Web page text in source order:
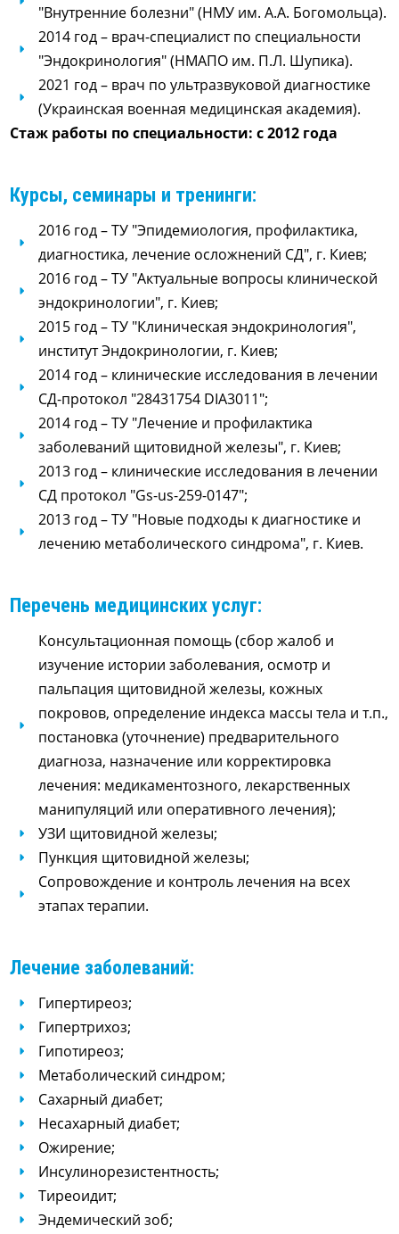
"Внутренние болезни" (НМУ им. А.А. Богомольца).
2014 год – врач-специалист по специальности
"Эндокринология" (НМАПО им. П.Л. Шупика).
2021 год – врач по ультразвуковой диагностике
(Украинская военная медицинская академия).
Стаж работы по специальности: с 2012 года
Курсы, семинары и тренинги:
2016 год – ТУ "Эпидемиология, профилактика,
диагностика, лечение осложнений СД", г. Киев;
2016 год – ТУ "Актуальные вопросы клинической
эндокринологии", г. Киев;
2015 год – ТУ "Клиническая эндокринология",
институт Эндокринологии, г. Киев;
2014 год – клинические исследования в лечении
СД-протокол "28431754 DIA3011";
2014 год – ТУ "Лечение и профилактика
заболеваний щитовидной железы", г. Киев;
2013 год – клинические исследования в лечении
СД протокол "Gs-us-259-0147";
2013 год – ТУ "Новые подходы к диагностике и
лечению метаболического синдрома", г. Киев.
Перечень медицинских услуг:
Консультационная помощь (сбор жалоб и
изучение истории заболевания, осмотр и
пальпация щитовидной железы, кожных
покровов, определение индекса массы тела и т.п.,
постановка (уточнение) предварительного
диагноза, назначение или корректировка
лечения: медикаментозного, лекарственных
манипуляций или оперативного лечения);
УЗИ щитовидной железы;
Пункция щитовидной железы;
Сопровождение и контроль лечения на всех
этапах терапии.
Лечение заболеваний:
Гипертиреоз;
Гипертрихоз;
Гипотиреоз;
Метаболический синдром;
Сахарный диабет;
Несахарный диабет;
Ожирение;
Инсулинорезистентность;
Тиреоидит;
Эндемический зоб;